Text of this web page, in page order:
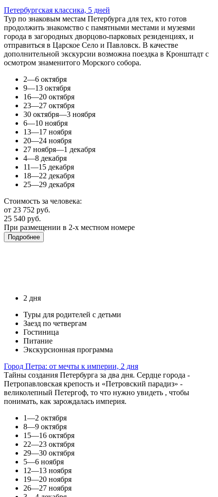
Петербургская классика, 5 дней
Тур по знаковым местам Петербурга для тех, кто готов
продолжить знакомство с памятными местами и музеями
города в загородных дворцово-парковых резиденциях, и
отправиться в Царское Село и Павловск. В качестве
дополнительной экскурсии возможна поездка в Кронштадт с
осмотром знаменитого Морского собора.
2—6 октября
9—13 октября
16—20 октября
23—27 октября
30 октября—3 ноября
6—10 ноября
13—17 ноября
20—24 ноября
27 ноября—1 декабря
4—8 декабря
11—15 декабря
18—22 декабря
25—29 декабря
Стоимость за человека:
от 23 752 руб.
25 540 руб.
При размещении в 2-х местном номере
Подробнее
2 дня
Туры для родителей с детьми
Заезд по четвергам
Гостиница
Питание
Экскурсионная программа
Город Петра: от мечты к империи, 2 дня
Тайны создания Петербурга за два дня. Сердце города -
Петропавловская крепость и «Петровский парадиз» -
великолепный Петергоф, то что нужно увидеть , чтобы
понимать, как зарождалась империя.
1—2 октября
8—9 октября
15—16 октября
22—23 октября
29—30 октября
5—6 ноября
12—13 ноября
19—20 ноября
26—27 ноября